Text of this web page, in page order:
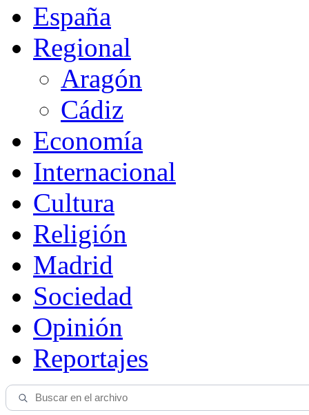
España
Regional
Aragón
Cádiz
Economía
Internacional
Cultura
Religión
Madrid
Sociedad
Opinión
Reportajes